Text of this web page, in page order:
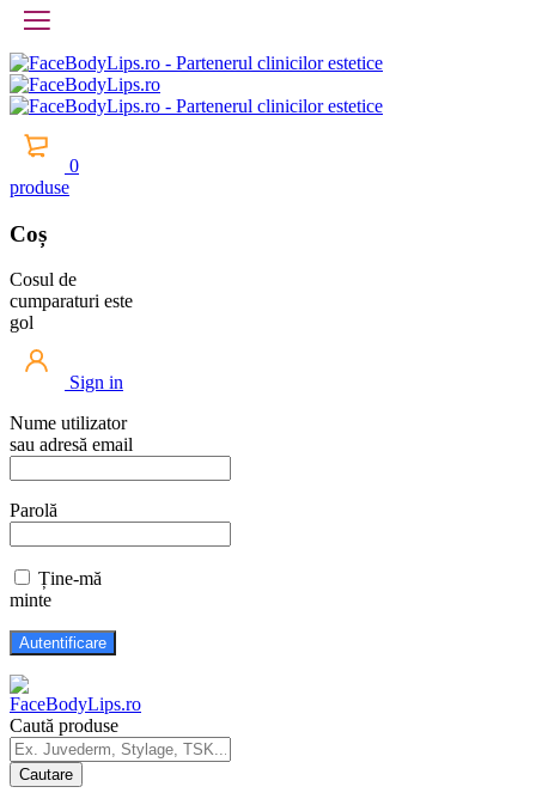
0
produse
Coș
Cosul de
cumparaturi este
gol
Sign in
Nume utilizator
sau adresă email
Parolă
Ține-mă
minte
Caută produse